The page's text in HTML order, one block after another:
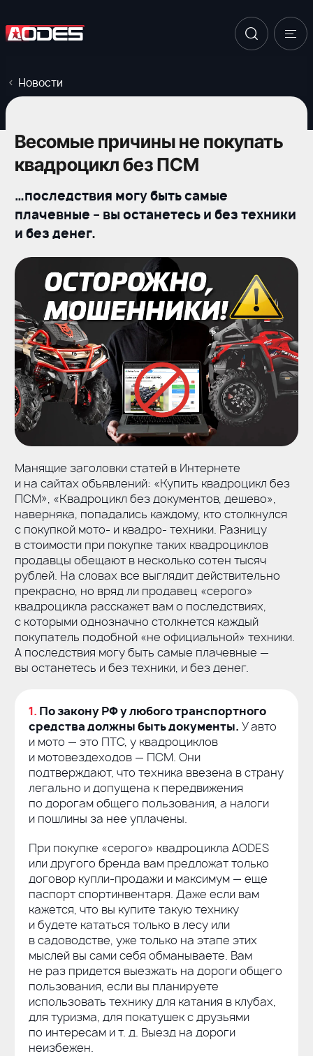
Новости
Весомые причины не покупать
квадроцикл без ПСМ
…последствия могу быть самые
плачевные – вы останетесь и без техники
и без денег.
Манящие заголовки статей в Интернете
и на сайтах объявлений: «Купить квадроцикл без
ПСМ», «Квадроцикл без документов, дешево»,
наверняка, попадались каждому, кто столкнулся
с покупкой мото- и квадро- техники. Разницу
в стоимости при покупке таких квадроциклов
продавцы обещают в несколько сотен тысяч
рублей. На словах все выглядит действительно
прекрасно, но вряд ли продавец «серого»
квадроцикла расскажет вам о последствиях,
с которыми однозначно столкнется каждый
покупатель подобной «не официальной» техники.
А последствия могу быть самые плачевные —
вы останетесь и без техники, и без денег.
1. По закону РФ у любого транспортного
средства должны быть документы. У авто
и мото — это ПТС, у квадроциклов
и мотовездеходов — ПСМ. Они
подтверждают, что техника ввезена в страну
легально и допущена к передвижения
по дорогам общего пользования, а налоги
и пошлины за нее уплачены.
При покупке «серого» квадроцикла AODES
или другого бренда вам предложат только
договор купли-продажии максимум — еще
паспорт спортинвентаря. Даже если вам
кажется, что вы купите такую технику
и будете кататься только в лесу или
в садоводстве, уже только на этапе этих
мыслей вы сами себя обманываете. Вам
не раз придется выезжать на дороги общего
пользования, если вы планируете
использовать технику для катания в клубах,
для туризма, для покатушек с друзьями
по интересам и т. д. Выезд на дороги
неизбежен.